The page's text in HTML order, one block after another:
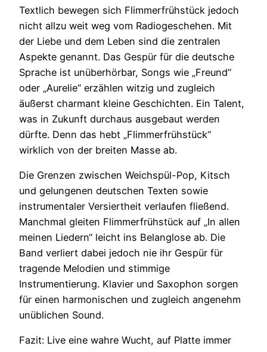
Textlich bewegen sich Flimmerfrühstück jedoch
nicht allzu weit weg vom Radiogeschehen. Mit
der Liebe und dem Leben sind die zentralen
Aspekte genannt. Das Gespür für die deutsche
Sprache ist unüberhörbar, Songs wie „Freund“
oder „Aurelie“ erzählen witzig und zugleich
äußerst charmant kleine Geschichten. Ein Talent,
was in Zukunft durchaus ausgebaut werden
dürfte. Denn das hebt „Flimmerfrühstück“
wirklich von der breiten Masse ab.
Die Grenzen zwischen Weichspül-Pop, Kitsch
und gelungenen deutschen Texten sowie
instrumentaler Versiertheit verlaufen fließend.
Manchmal gleiten Flimmerfrühstück auf „In allen
meinen Liedern“ leicht ins Belanglose ab. Die
Band verliert dabei jedoch nie ihr Gespür für
tragende Melodien und stimmige
Instrumentierung. Klavier und Saxophon sorgen
für einen harmonischen und zugleich angenehm
unüblichen Sound.
Fazit: Live eine wahre Wucht, auf Platte immer